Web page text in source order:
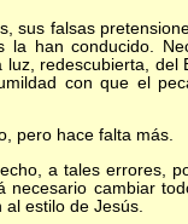
falsas
han conducido.
redescubierta,
con que el
pero hace falta más.
a tales errores,
cambiar
estilo de Jesús.